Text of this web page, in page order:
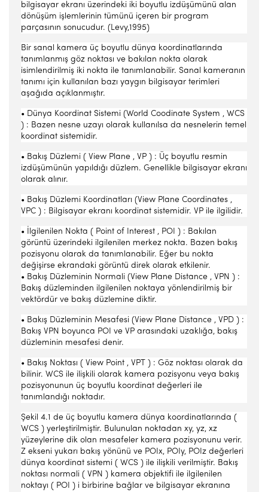
bilgisayar ekranı üzerindeki iki boyutlu izdüşümünü alan
dönüşüm işlemlerinin tümünü içeren bir program
parçasının sonucudur. (Levy,1995)
Bir sanal kamera üç boyutlu dünya koordinatlarında
tanımlanmış göz noktası ve bakılan nokta olarak
isimlendirilmiş iki nokta ile tanımlanabilir. Sanal kameranın
tanımı için kullanılan bazı yaygın bilgisayar terimleri
aşağıda açıklanmıştır.
• Dünya Koordinat Sistemi (World Coodinate System , WCS
) : Bazen nesne uzayı olarak kullanılsa da nesnelerin temel
koordinat sistemidir.
• Bakış Düzlemi ( View Plane , VP ) : Üç boyutlu resmin
izdüşümünün yapıldığı düzlem. Genellikle bilgisayar ekranı
olarak alınır.
• Bakış Düzlemi Koordinatları (View Plane Coordinates ,
VPC ) : Bilgisayar ekranı koordinat sistemidir. VP ile ilgilidir.
• İlgilenilen Nokta ( Point of Interest , POI ) : Bakılan
görüntü üzerindeki ilgilenilen merkez nokta. Bazen bakış
pozisyonu olarak da tanımlanabilir. Eğer bu nokta
değişirse ekrandaki görüntü direk olarak etkilenir.
• Bakış Düzleminin Normali (View Plane Distance , VPN ) :
Bakış düzleminden ilgilenilen noktaya yönlendirilmiş bir
vektördür ve bakış düzlemine diktir.
• Bakış Düzleminin Mesafesi (View Plane Distance , VPD ) :
Bakış VPN boyunca POI ve VP arasındaki uzaklığa, bakış
düzleminin mesafesi denir.
• Bakış Noktası ( View Point , VPT ) : Göz noktası olarak da
bilinir. WCS ile ilişkili olarak kamera pozisyonu veya bakış
pozisyonunun üç boyutlu koordinat değerleri ile
tanımlandığı noktadır.
Şekil 4.1 de üç boyutlu kamera dünya koordinatlarında (
WCS ) yerleştirilmiştir. Bulunulan noktadan xy, yz, xz
yüzeylerine dik olan mesafeler kamera pozisyonunu verir.
Z ekseni yukarı bakış yönünü ve POIx, POIy, POIz değerleri
dünya koordinat sistemi ( WCS ) ile ilişkili verilmiştir. Bakış
noktası normali ( VPN ) kamera objektifi ile ilgilenilen
noktayı ( POI ) i birbirine bağlar ve bilgisayar ekranına